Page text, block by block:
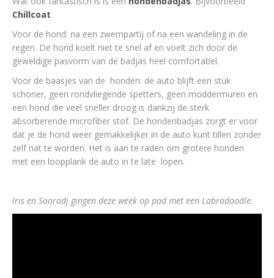
Chillcoat.
Voor de hond: na een zwempartij of na een wandeling in de
regen. De hond koelt niet te snel af en voelt zich door de
geweldige pasvorm van de badjas heel comfortabel.
Voor de baasjes van de honden: de auto blijft een stuk
schoner, geen rondvliegende spetters, geen moddermuren en
een hond die veel sneller droog is dankzij de sterk
absorberende microfiber stof. De hondenbadjas zorgt er voor
dat je de hond weer gemakkelijker in de auto kunt tillen zonder
zelf nat te worden. Het is aan te raden om grotere honden
met een loopplank de auto in te late lopen.
Iris en Sooradj gingen deze week op pad met een Labradoodle.